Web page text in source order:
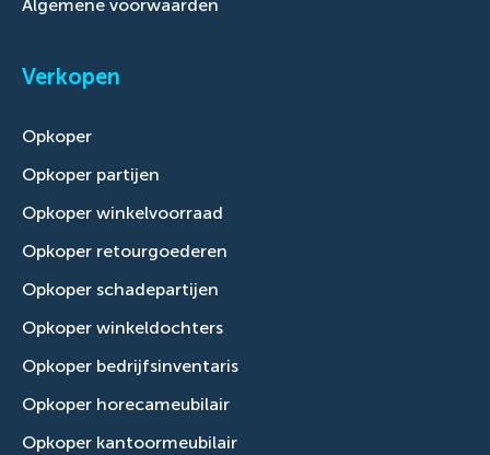
Algemene voorwaarden
Verkopen
Opkoper
Opkoper partijen
Opkoper winkelvoorraad
Opkoper retourgoederen
Opkoper schadepartijen
Opkoper winkeldochters
Opkoper bedrijfsinventaris
Opkoper horecameubilair
Opkoper kantoormeubilair